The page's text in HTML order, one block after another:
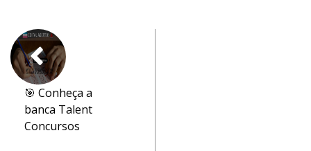
🎯 Conheça a
banca Talent
Concursos